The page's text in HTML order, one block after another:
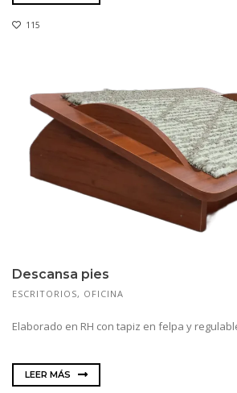
115
Descansa pies
ESCRITORIOS, OFICINA
Elaborado en RH con tapiz en felpa y
LEER MÁS